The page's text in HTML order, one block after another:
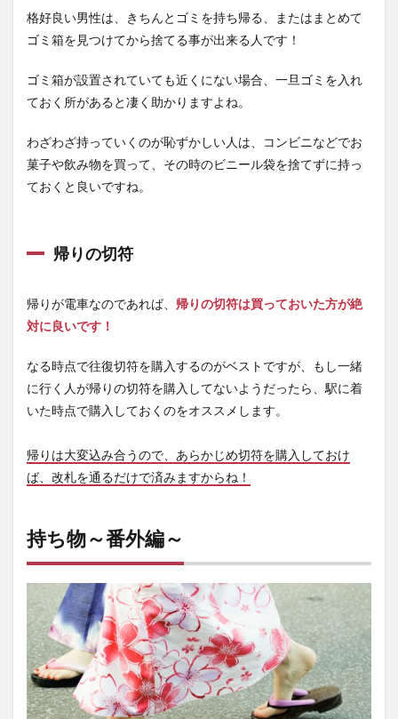
格好良い男性は、きちんとゴミを持ち帰る、またはまとめて
ゴミ箱を見つけてから捨てる事が出来る人です！
ゴミ箱が設置されていても近くにない場合、一旦ゴミを入れ
ておく所があると凄く助かりますよね。
わざわざ持っていくのが恥ずかしい人は、コンビニなどでお
菓子や飲み物を買って、その時のビニール袋を捨てずに持っ
ておくと良いですね。
帰りの切符
帰りが電車なのであれば、 帰りの切符は買っておいた方が絶
対に良いです！
なる時点で往復切符を購入するのがベストですが、もし一緒
に行く人が帰りの切符を購入してないようだったら、駅に着
いた時点で購入しておくのをオススメします。
帰りは大変込み合うので、あらかじめ切符を購入しておけ
ば、改札を通るだけで済みますからね！
持ち物～番外編～